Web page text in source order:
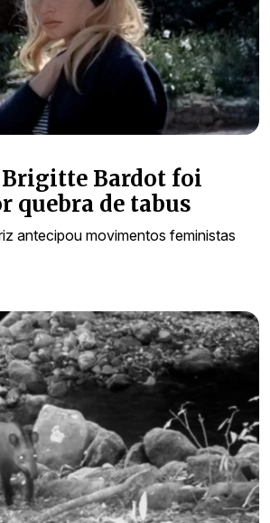
Brigitte Bardot foi
quebra de tabus
antecipou movimentos feministas